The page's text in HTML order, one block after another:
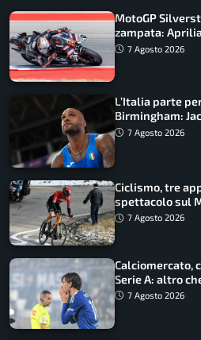
MotoGP
zampata:
costretto al Q1
7 Agosto 2026
L’Italia parte
Birmingham:
Battocletti
7 Agosto 2026
Ciclismo, tre
spettacolo sul
come vederli
7 Agosto 2026
Calciomercato,
Serie A: altro
7 Agosto 2026